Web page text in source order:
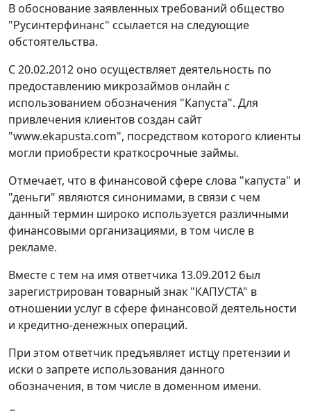
В обоснование заявленных требований общество
"Русинтерфинанс" ссылается на следующие
обстоятельства.
С 20.02.2012 оно осуществляет деятельность по
предоставлению микрозаймов онлайн с
использованием обозначения "Капуста". Для
привлечения клиентов создан сайт
"www.ekapusta.com", посредством которого клиенты
могли приобрести краткосрочные займы.
Отмечает, что в финансовой сфере слова "капуста" и
"деньги" являются синонимами, в связи с чем
данный термин широко используется различными
финансовыми организациями, в том числе в
рекламе.
Вместе с тем на имя ответчика 13.09.2012 был
зарегистрирован товарный знак "КАПУСТА" в
отношении услуг в сфере финансовой деятельности
и кредитно-денежных операций.
При этом ответчик предъявляет истцу претензии и
иски о запрете использования данного
обозначения, в том числе в доменном имени.